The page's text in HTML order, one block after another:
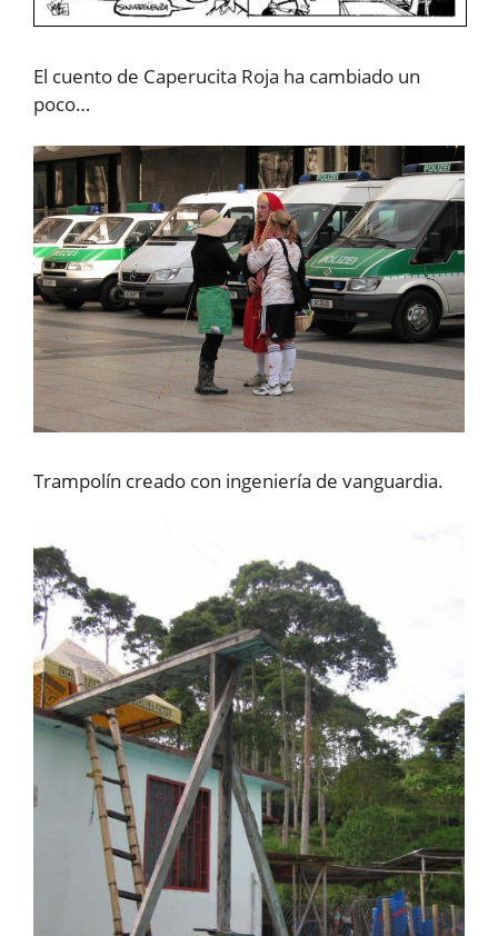
El cuento de Caperucita Roja ha cambiado un
poco…
Trampolín creado con ingeniería de vanguardia.